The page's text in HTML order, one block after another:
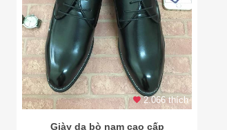
2.066 thích
Giày da bò nam cao cấp